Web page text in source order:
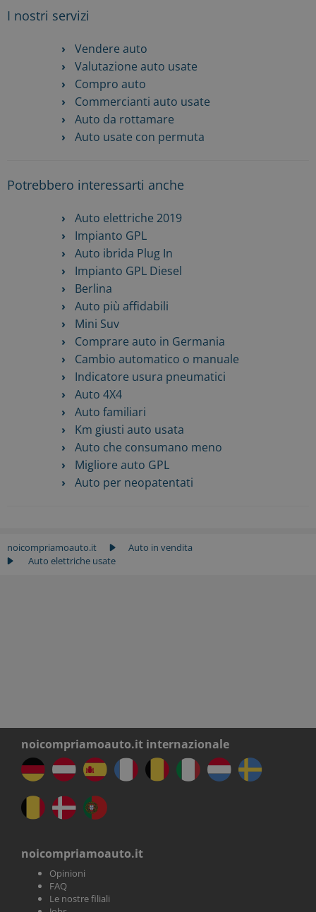
I nostri servizi
Vendere auto
Valutazione auto usate
Compro auto
Commercianti auto usate
Auto da rottamare
Auto usate con permuta
Potrebbero interessarti anche
Auto elettriche 2019
Impianto GPL
Auto ibrida Plug In
Impianto GPL Diesel
Berlina
Auto più affidabili
Mini Suv
Comprare auto in Germania
Cambio automatico o manuale
Indicatore usura pneumatici
Auto 4X4
Auto familiari
Km giusti auto usata
Auto che consumano meno
Migliore auto GPL
Auto per neopatentati
noicompriamoauto.it
Auto in vendita
Auto elettriche usate
noicompriamoauto.it internazionale
noicompriamoauto.it
Opinioni
FAQ
Le nostre filiali